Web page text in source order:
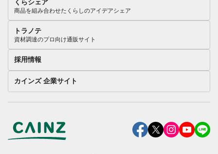
くらシェア
商品を組み合わせたくらしのアイデアシェア
トラノテ
資材調達のプロ向け通販サイト
採用情報
カインズ 企業サイト